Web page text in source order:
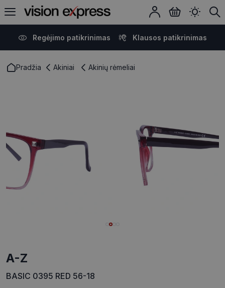
Regėjimo patikrinimas Klausos patikrinimas
Pradžia Akiniai Akinių rėmeliai
A-Z
BASIC 0395 RED 56-18